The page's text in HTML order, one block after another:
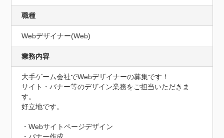
職種
Webデザイナー(Web)
業務内容
大手ゲーム会社でWebデザイナーの募集です！
サイト・バナー等のデザイン業務をご担当いただきま
す。
好立地です。
・Webサイトページデザイン